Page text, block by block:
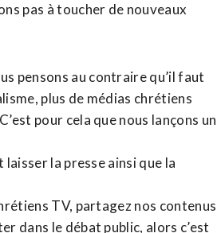
pas à toucher de nouveaux
pensons au contraire qu’il faut
plus de médias chrétiens
pour cela que nous lançons un
la presse ainsi que la
TV, partagez nos contenus
dans le débat public, alors c’est